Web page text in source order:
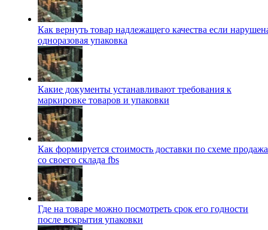
Как вернуть товар надлежащего качества если
одноразовая упаковка
Какие документы устанавливают требования к
маркировке товаров и упаковки
Как формируется стоимость доставки по схеме продажа
со своего склада fbs
Где на товаре можно посмотреть срок его годности
после вскрытия упаковки